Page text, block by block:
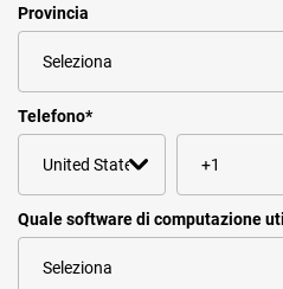
Provincia
Telefono*
Quale software di computazione